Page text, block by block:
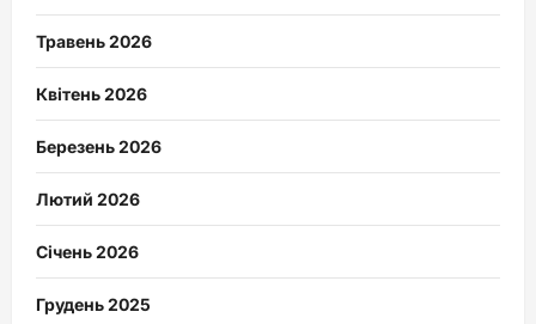
Травень 2026
Квітень 2026
Березень 2026
Лютий 2026
Січень 2026
Грудень 2025